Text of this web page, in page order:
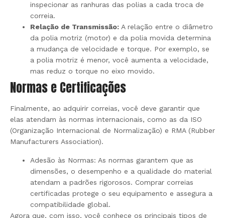
inspecionar as ranhuras das polias a cada troca de
correia.
Relação de Transmissão: A relação entre o diâmetro
da polia motriz (motor) e da polia movida determina
a mudança de velocidade e torque. Por exemplo, se
a polia motriz é menor, você aumenta a velocidade,
mas reduz o torque no eixo movido.
Normas e Certificações
Finalmente, ao adquirir correias, você deve garantir que
elas atendam às normas internacionais, como as da ISO
(Organização Internacional de Normalização) e RMA (Rubber
Manufacturers Association).
Adesão às Normas: As normas garantem que as
dimensões, o desempenho e a qualidade do material
atendam a padrões rigorosos. Comprar correias
certificadas protege o seu equipamento e assegura a
compatibilidade global.
Agora que, com isso, você conhece os principais tipos de